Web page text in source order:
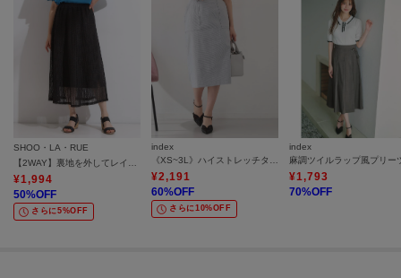
SHOO・LA・RUE
【2WAY】裏地を外してレイヤードにも! レース調スカート
¥1,994
50%OFF
さらに5%OFF
index
《XS~3L》ハイストレッチタイトスカート【洗濯機OK】
¥2,191
60%OFF
さらに10%OFF
index
¥1,793
70%OFF